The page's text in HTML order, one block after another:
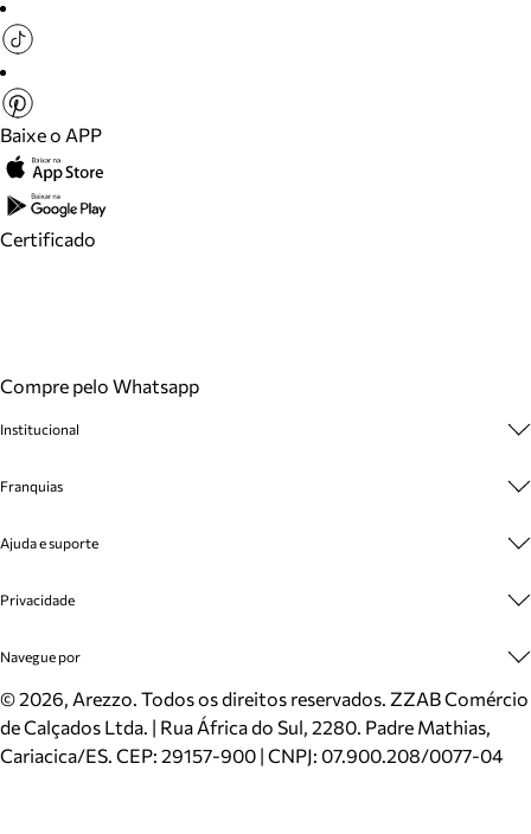
Baixe o APP
Certificado
Compre pelo Whatsapp
Institucional
Cashback
Venda Corporativa
Mapa do Site
Inverno
Mundo Arezzo
Franquias
Plano de Negócio
Ajuda e suporte
Cadastro
Meus Pedidos
Trocas e Devoluções
Cartão Presente
Localizador de lojas
Privacidade
Politica e Privacidade
Navegue por
Sapatos
Bolsas
Scarpins
©2026, Arezzo. Todos os direitos reservados. ZZAB Comércio
de Calçados Ltda. | Rua África do Sul, 2280. Padre Mathias,
Cariacica/ES. CEP: 29157-900 | CNPJ: 07.900.208/0077-04